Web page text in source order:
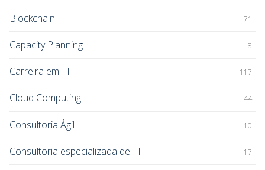
Blockchain 71
Capacity Planning 8
Carreira em TI 117
Cloud Computing 44
Consultoria Ágil 10
Consultoria especializada de TI 17